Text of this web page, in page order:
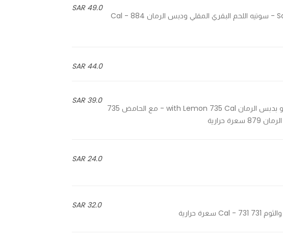
49.0 SAR
Sauteed beef tenderloin dices, and pomegranate mollasses - سوتيه اللحم البقري المقلي ودبس الرمان 884 Cal -
44.0 SAR
39.0 SAR
Sautéed with lemon or pomegranate molasses - بالحامض أو بدبس الرمان with Lemon 735 Cal - مع الحامض 735
24.0 SAR
32.0 SAR